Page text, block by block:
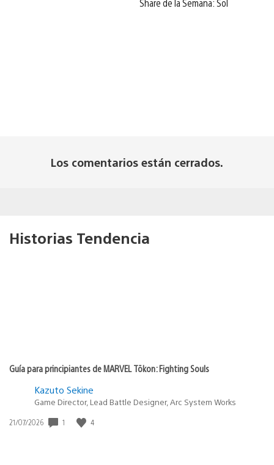
Share de la Semana: Sol
Los comentarios están cerrados.
Historias Tendencia
Guía para principiantes de MARVEL Tōkon: Fighting Souls
Kazuto Sekine
Game Director, Lead Battle Designer, Arc System Works
Fecha
21/07/2026 1 4